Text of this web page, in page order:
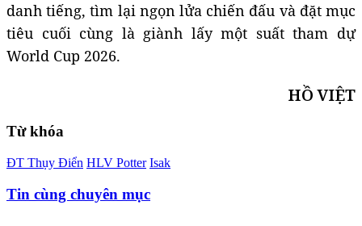
danh tiếng, tìm lại ngọn lửa chiến đấu và đặt mục
tiêu cuối cùng là giành lấy một suất tham dự
World Cup 2026.
HỒ VIỆT
Từ khóa
ĐT Thụy Điển HLV Potter Isak
Tin cùng chuyên mục